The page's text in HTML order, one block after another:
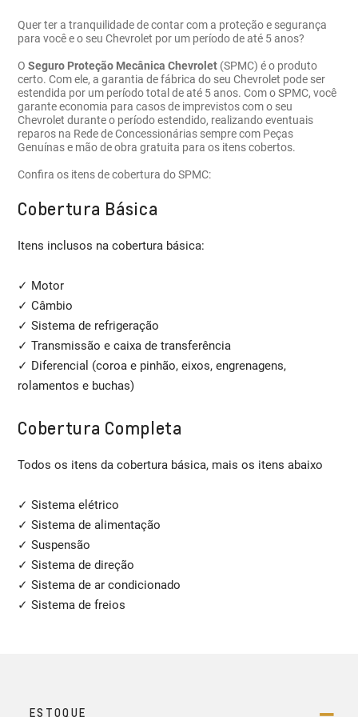
Quer ter a tranquilidade de contar com a proteção e segurança
para você e o seu Chevrolet por um período de até 5 anos?
OSeguro Proteção Mecânica Chevrolet (SPMC) é o produto
certo. Com ele, a garantia de fábrica do seu Chevrolet pode ser
estendida por um período total de até 5 anos. Com o SPMC, você
garante economia para casos de imprevistos com o seu
Chevrolet durante o período estendido, realizando eventuais
reparos na Rede de Concessionárias sempre com Peças
Genuínas e mão de obra gratuita para os itens cobertos.
Confira os itens de cobertura do SPMC:
Cobertura Básica
Itens inclusos na cobertura básica:
✓ Motor
✓ Câmbio
✓ Sistema de refrigeração
✓ Transmissão e caixa de transferência
✓ Diferencial (coroa e pinhão, eixos, engrenagens,
rolamentos e buchas)
Cobertura Completa
Todos os itens da cobertura básica, mais os itens abaixo
✓ Sistema elétrico
✓ Sistema de alimentação
✓ Suspensão
✓ Sistema de direção
✓ Sistema de ar condicionado
✓ Sistema de freios